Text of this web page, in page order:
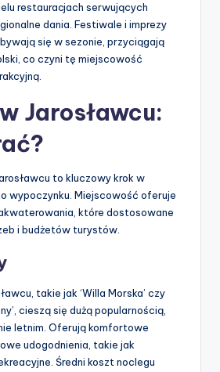
restauracjach serwujących
dania. Festiwale i imprezy
się w sezonie, przyciągają
co czyni tę miejscowość
Jarosławcu:
to kluczowy krok w
wypoczynku. Miejscowość oferuje
które dostosowane
i budżetów turystów.
takie jak ‘Willa Morska’ czy
cieszą się dużą popularnością,
letnim. Oferują komfortowe
udogodnienia, takie jak
Średni koszt noclegu